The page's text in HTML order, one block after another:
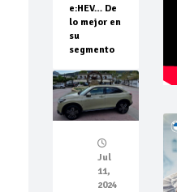
e:HEV… De
lo mejor en
su
segmento
Jul
11,
2024